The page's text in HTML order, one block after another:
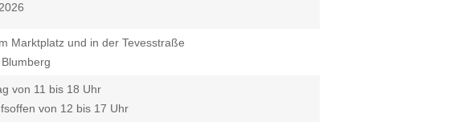
Marktplatz und in der Tevesstraße
Blumberg
von 11 bis 18 Uhr
von 12 bis 17 Uhr